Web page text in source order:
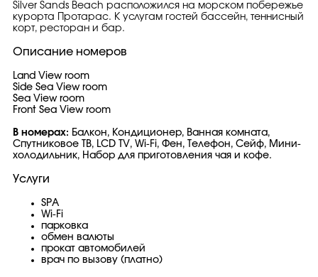
Silver Sands Beach расположился на морском побережье
курорта Протарас. К услугам гостей бассейн, теннисный
корт, ресторан и бар.
Описание номеров
Land View room
Side Sea View room
Sea View room
Front Sea View room
В номерах: Балкон, Кондиционер, Ванная комната,
Спутниковое ТВ, LCD TV, Wi-Fi, Фен, Телефон, Сейф, Мини-
холодильник, Набор для приготовления чая и кофе.
Услуги
SPA
Wi-Fi
парковка
обмен валюты
прокат автомобилей
врач по вызову (платно)